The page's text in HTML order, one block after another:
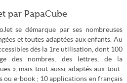
par PapaCube
se démarque par ses nombreuses
et toutes adaptées aux enfants. Au
dès la 1re utilisation, dont 100
des nombres, des lettres, de la
», mais tout aussi adaptés aux tout-
ou e-book ; 10 applications en français